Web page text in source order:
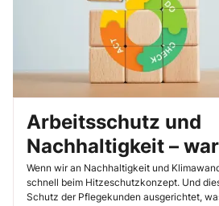
Arbeitsschutz und
Nachhaltigkeit –
miteinander zu tun
Wenn wir an Nachhaltigkeit und
schnell beim Hitzeschutzkonzept. Und
Schutz der Pflegekunden ausgerichtet,